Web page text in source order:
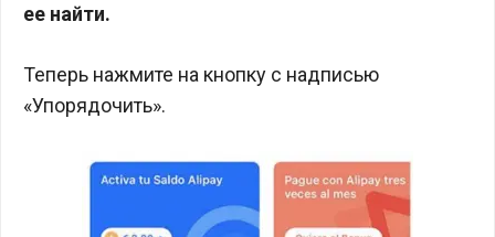
ее найти.
Теперь нажмите на кнопку с надписью
«Упорядочить».